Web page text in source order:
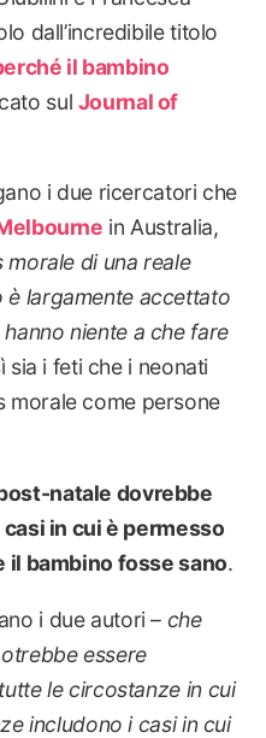
dall’incredibile titolo
il bambino
sul Journal of
i due ricercatori che
in Australia,
morale di una reale
è largamente accettato
niente a che fare
sia i feti che i neonati
morale come persone
natale dovrebbe
in cui è permesso
il bambino fosse sano.
i due autori – che
essere
le circostanze in cui
includono i casi in cui